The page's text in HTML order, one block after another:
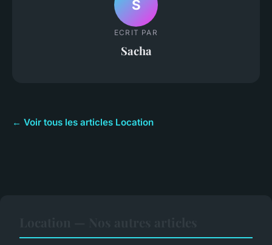
S
ECRIT PAR
Sacha
← Voir tous les articles Location